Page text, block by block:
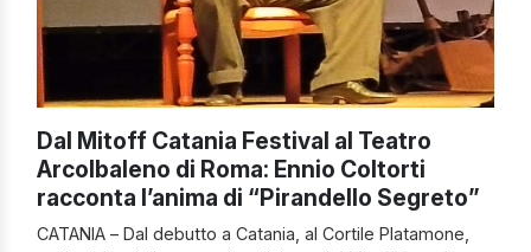
Dal Mitoff Catania Festival al Teatro
Arcolbaleno di Roma: Ennio Coltorti
racconta l’anima di “Pirandello Segreto”
CATANIA – Dal debutto a Catania, al Cortile Platamone,